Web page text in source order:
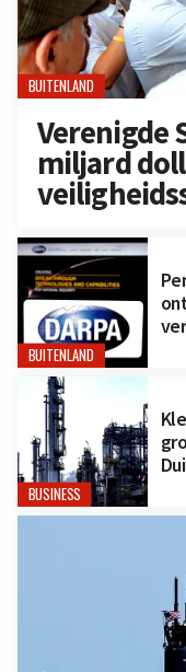
BUITENLAND
Verenigde
miljard
BUITENLAND
BUSINESS